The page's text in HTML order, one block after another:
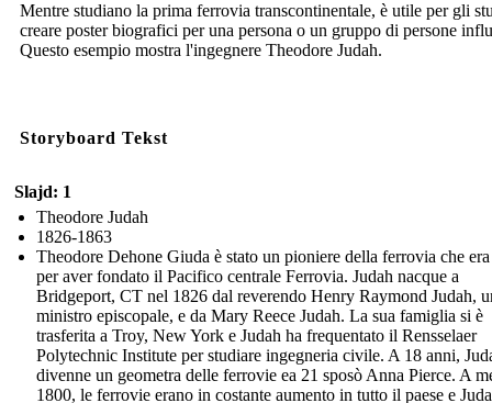
Mentre studiano la prima ferrovia transcontinentale, è utile per gli
creare poster biografici per una persona o un gruppo di persone
Questo esempio mostra l'ingegnere Theodore Judah.
Storyboard Tekst
Slajd: 1
Theodore Judah
1826-1863
Theodore Dehone Giuda è stato un pioniere della ferrovia che
per aver fondato il Pacifico centrale Ferrovia. Judah nacque a
Bridgeport, CT nel 1826 dal reverendo Henry Raymond Judah,
ministro episcopale, e da Mary Reece Judah. La sua famiglia si è
trasferita a Troy, New York e Judah ha frequentato il Rensselaer
Polytechnic Institute per studiare ingegneria civile. A 18 anni,
divenne un geometra delle ferrovie ea 21 sposò Anna Pierce. A
1800, le ferrovie erano in costante aumento in tutto il paese e